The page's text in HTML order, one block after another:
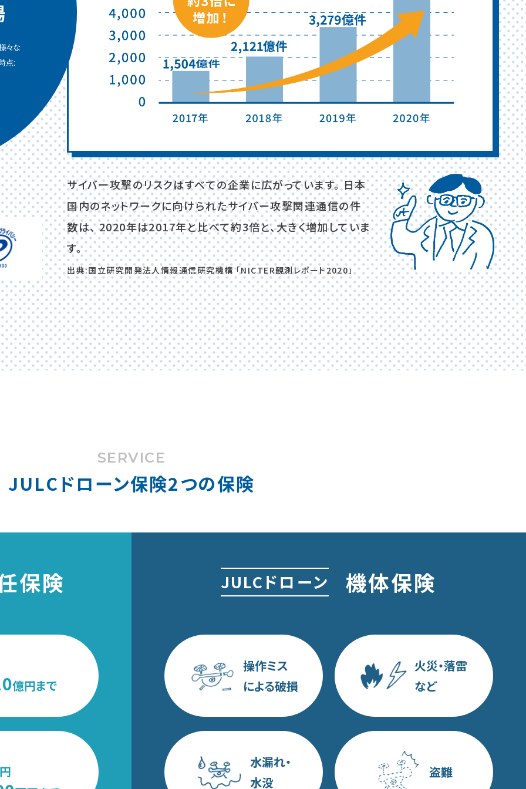
々な
点:
サイバー攻撃のリスクはすべての企業に広がっています。 日本
国内のネットワークに向けられたサイバー攻撃関連通信の件
数は、 2020年は2017年と比べて約3倍と、大きく増加していま
す。
出典:国立研究開発法人情報通信研究機構 「NICTER観測レポート2020」
JULCドローン保険2つの保険
SERVICE
保険
億円まで
JULCドローン 機体保険
操作ミス
による破損
火災・落雷
など
水漏れ・
水没
盗難